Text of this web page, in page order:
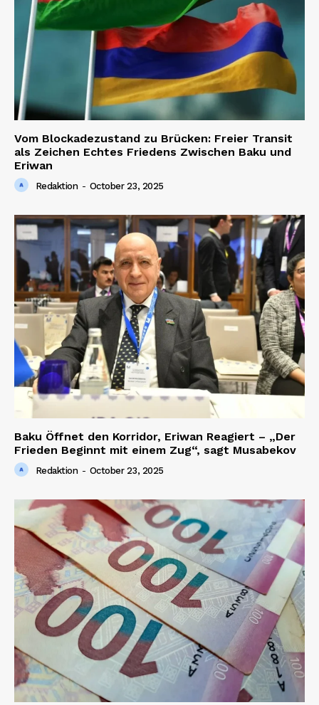
Vom Blockadezustand zu Brücken: Freier Transit
als Zeichen Echtes Friedens Zwischen Baku und
Eriwan
Redaktion - October 23, 2025
Baku Öffnet den Korridor, Eriwan Reagiert – „Der
Frieden Beginnt mit einem Zug“, sagt Musabekov
Redaktion - October 23, 2025